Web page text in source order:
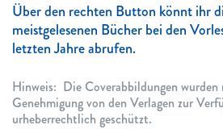
Über den rechten Button könnt ihr
meistgelesenen Bücher bei den
letzten Jahre abrufen.
Hinweis: Die Coverabbildungen
Genehmigung von den Verlagen zur
urheberrechtlich geschützt.